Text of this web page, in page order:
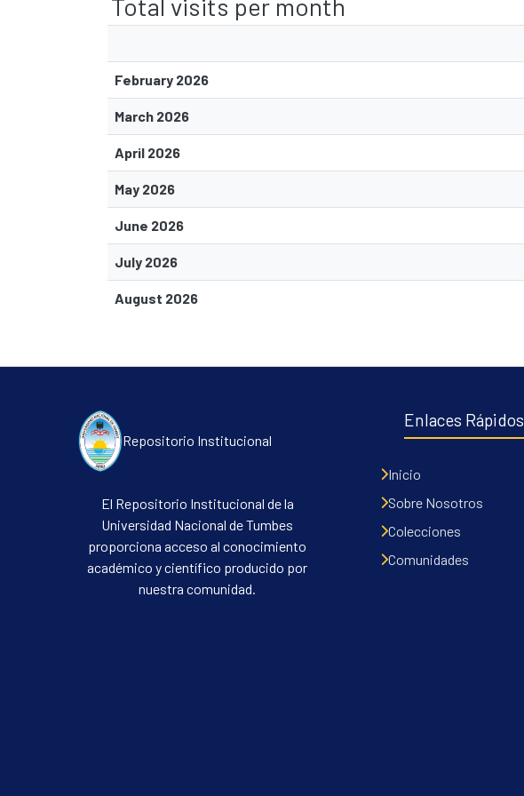
Total visits per month
February 2026
March 2026
April 2026
May 2026
June 2026
July 2026
August 2026
Repositorio Institucional
El Repositorio Institucional de la
Universidad Nacional de Tumbes
proporciona acceso al conocimiento
académico y científico producido por
nuestra comunidad.
Enlaces Rápidos
Inicio
Sobre Nosotros
Colecciones
Comunidades